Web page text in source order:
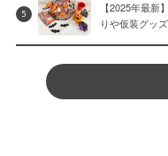
5
【2025年最
りや仮装グッ